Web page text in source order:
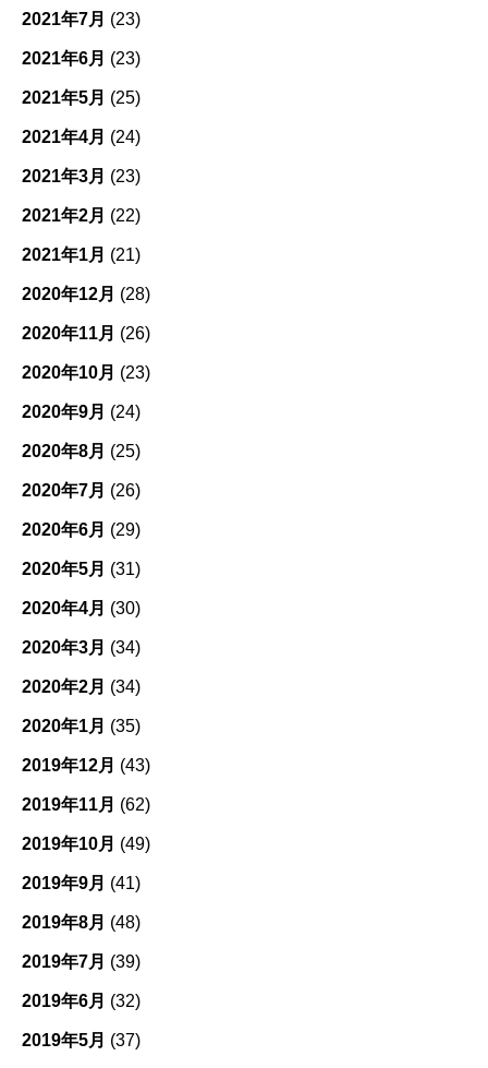
2021年7月 (23)
2021年6月 (23)
2021年5月 (25)
2021年4月 (24)
2021年3月 (23)
2021年2月 (22)
2021年1月 (21)
2020年12月 (28)
2020年11月 (26)
2020年10月 (23)
2020年9月 (24)
2020年8月 (25)
2020年7月 (26)
2020年6月 (29)
2020年5月 (31)
2020年4月 (30)
2020年3月 (34)
2020年2月 (34)
2020年1月 (35)
2019年12月 (43)
2019年11月 (62)
2019年10月 (49)
2019年9月 (41)
2019年8月 (48)
2019年7月 (39)
2019年6月 (32)
2019年5月 (37)